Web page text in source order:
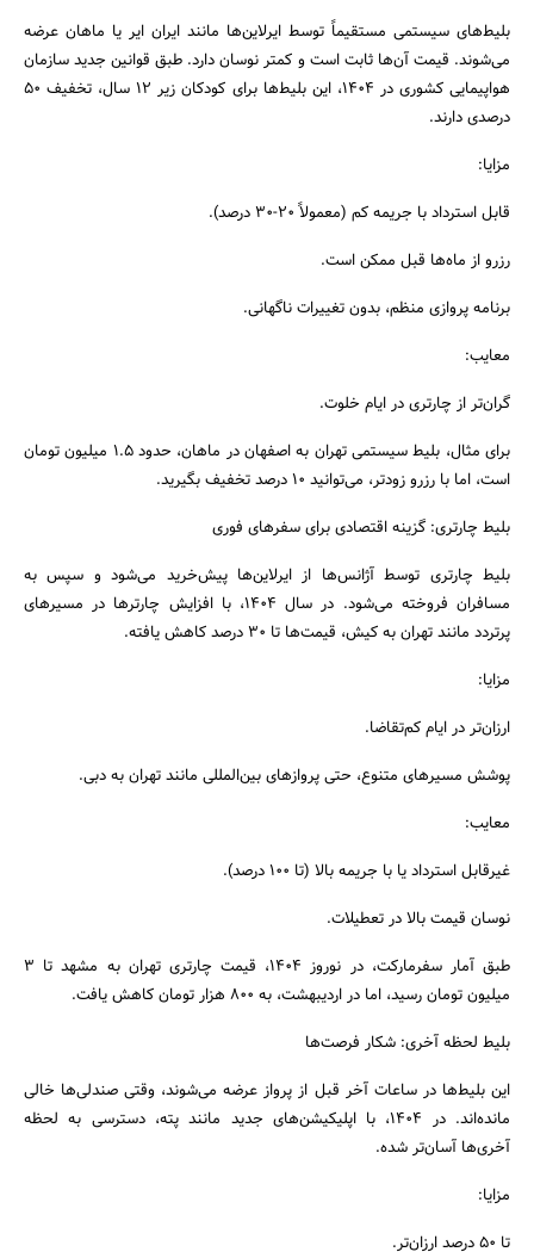
بلیط‌های سیستمی مستقیماً توسط ایرلاین‌ها مانند ایران ایر یا ماهان عرضه
می‌شوند. قیمت آن‌ها ثابت است و کمتر نوسان دارد. طبق قوانین جدید سازمان
هواپیمایی کشوری در ۱۴۰۴، این بلیط‌ها برای کودکان زیر ۱۲ سال، تخفیف ۵۰
درصدی دارند.
مزایا:
قابل استرداد با جریمه کم (معمولاً ۲۰-۳۰ درصد).
رزرو از ماه‌ها قبل ممکن است.
برنامه پروازی منظم، بدون تغییرات ناگهانی.
معایب:
گران‌تر از چارتری در ایام خلوت.
برای مثال، بلیط سیستمی تهران به اصفهان در ماهان، حدود ۱.۵ میلیون تومان
است، اما با رزرو زودتر، می‌توانید ۱۰ درصد تخفیف بگیرید.
بلیط چارتری: گزینه اقتصادی برای سفرهای فوری
بلیط چارتری توسط آژانس‌ها از ایرلاین‌ها پیش‌خرید می‌شود و سپس به
مسافران فروخته می‌شود. در سال ۱۴۰۴، با افزایش چارترها در مسیرهای
پرتردد مانند تهران به کیش، قیمت‌ها تا ۳۰ درصد کاهش یافته.
مزایا:
ارزان‌تر در ایام کم‌تقاضا.
پوشش مسیرهای متنوع، حتی پروازهای بین‌المللی مانند تهران به دبی.
معایب:
غیرقابل استرداد یا با جریمه بالا (تا ۱۰۰ درصد).
نوسان قیمت بالا در تعطیلات.
طبق آمار سفرمارکت، در نوروز ۱۴۰۴، قیمت چارتری تهران به مشهد تا ۳
میلیون تومان رسید، اما در اردیبهشت، به ۸۰۰ هزار تومان کاهش یافت.
بلیط لحظه آخری: شکار فرصت‌ها
این بلیط‌ها در ساعات آخر قبل از پرواز عرضه می‌شوند، وقتی صندلی‌ها خالی
مانده‌اند. در ۱۴۰۴، با اپلیکیشن‌های جدید مانند پته، دسترسی به لحظه
آخری‌ها آسان‌تر شده.
مزایا:
تا ۵۰ درصد ارزان‌تر.